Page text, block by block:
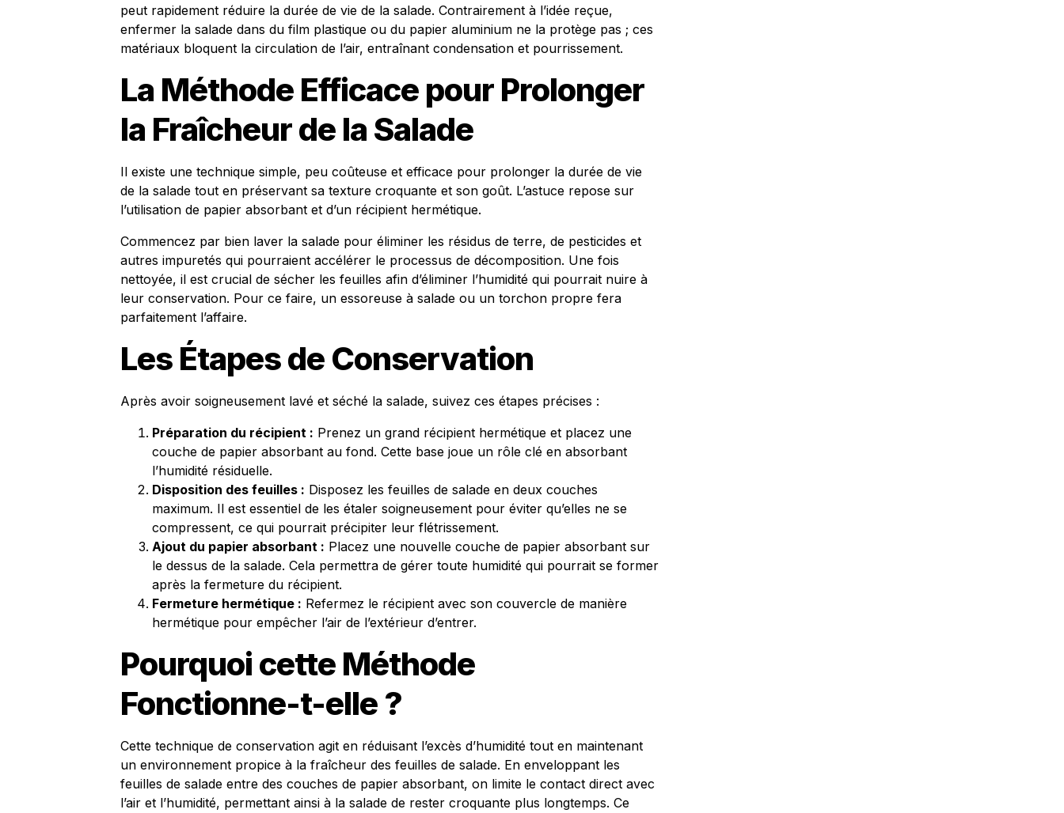
peut rapidement réduire la durée de vie de la salade. Contrairement à l’idée reçue,
enfermer la salade dans du film plastique ou du papier aluminium ne la protège pas ; ces
matériaux bloquent la circulation de l’air, entraînant condensation et pourrissement.
La Méthode Efficace pour Prolonger
la Fraîcheur de la Salade
Il existe une technique simple, peu coûteuse et efficace pour prolonger la durée de vie
de la salade tout en préservant sa texture croquante et son goût. L’astuce repose sur
l’utilisation de papier absorbant et d’un récipient hermétique.
Commencez par bien laver la salade pour éliminer les résidus de terre, de pesticides et
autres impuretés qui pourraient accélérer le processus de décomposition. Une fois
nettoyée, il est crucial de sécher les feuilles afin d’éliminer l’humidité qui pourrait nuire à
leur conservation. Pour ce faire, un essoreuse à salade ou un torchon propre fera
parfaitement l’affaire.
Les Étapes de Conservation
Après avoir soigneusement lavé et séché la salade, suivez ces étapes précises :
Préparation du récipient : Prenez un grand récipient hermétique et placez une
couche de papier absorbant au fond. Cette base joue un rôle clé en absorbant
l’humidité résiduelle.
Disposition des feuilles : Disposez les feuilles de salade en deux couches
maximum. Il est essentiel de les étaler soigneusement pour éviter qu’elles ne se
compressent, ce qui pourrait précipiter leur flétrissement.
Ajout du papier absorbant : Placez une nouvelle couche de papier absorbant sur
le dessus de la salade. Cela permettra de gérer toute humidité qui pourrait se former
après la fermeture du récipient.
Fermeture hermétique : Refermez le récipient avec son couvercle de manière
hermétique pour empêcher l’air de l’extérieur d’entrer.
Pourquoi cette Méthode
Fonctionne-t-elle ?
Cette technique de conservation agit en réduisant l’excès d’humidité tout en maintenant
un environnement propice à la fraîcheur des feuilles de salade. En enveloppant les
feuilles de salade entre des couches de papier absorbant, on limite le contact direct avec
l’air et l’humidité, permettant ainsi à la salade de rester croquante plus longtemps. Ce